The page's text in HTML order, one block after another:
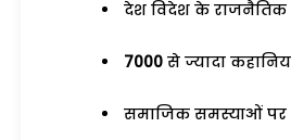
देश विदेश के राजनैतिक
7000 से ज्यादा
समाजिक समस्याओं